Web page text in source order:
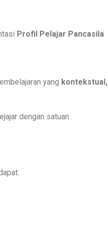
Profil Pelajar Pancasila
yang kontekstual,
dengan satuan